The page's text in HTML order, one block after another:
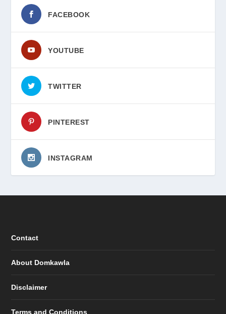
FACEBOOK
YOUTUBE
TWITTER
PINTEREST
INSTAGRAM
Contact
About Domkawla
Disclaimer
Terms and Conditions